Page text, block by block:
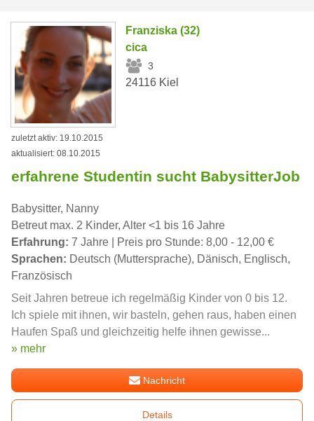
Franziska (32)
cica
3
24116 Kiel
zuletzt aktiv: 19.10.2015
aktualisiert: 08.10.2015
erfahrene Studentin sucht BabysitterJob
Babysitter, Nanny
Betreut max. 2 Kinder, Alter <1 bis 16 Jahre
Erfahrung: 7 Jahre | Preis pro Stunde: 8,00 - 12,00 €
Sprachen: Deutsch (Muttersprache), Dänisch, Englisch,
Französisch
Seit Jahren betreue ich regelmäßig Kinder von 0 bis 12.
Ich spiele mit ihnen, wir basteln, gehen raus, haben einen
Haufen Spaß und gleichzeitig helfe ihnen gewisse...
» mehr
Nachricht
Details